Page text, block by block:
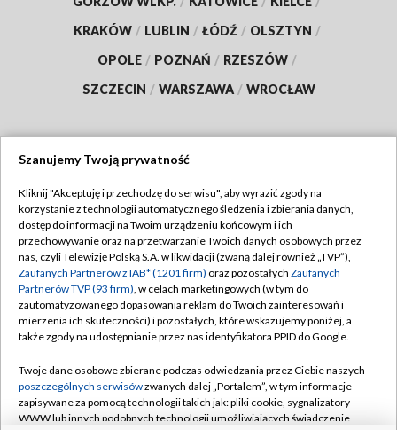
KRAKÓW / LUBLIN / ŁÓDŹ / OLSZTYN /
OPOLE / POZNAŃ / RZESZÓW /
SZCZECIN / WARSZAWA / WROCŁAW
TVP
Abonament TVP
Emisja w TVP
Centrum informacji TVP
Naziemna Telewizja Cyfrowa
Rada Programowa
System NOS
Regulamin TVP
Polityka prywatności
Moje zgody
Pomoc
Kontakt
Szanujemy Twoją prywatność
Kliknij "Akceptuję i przechodzę do serwisu", aby wyrazić zgody na
korzystanie z technologii automatycznego śledzenia i zbierania danych,
dostęp do informacji na Twoim urządzeniu końcowym i ich
przechowywanie oraz na przetwarzanie Twoich danych osobowych przez
nas, czyli Telewizję Polską S.A. w likwidacji (zwaną dalej również „TVP”),
Zaufanych Partnerów z IAB* (1201 firm) oraz pozostałych Zaufanych
Partnerów TVP (93 firm), w celach marketingowych (w tym do
zautomatyzowanego dopasowania reklam do Twoich zainteresowań i
mierzenia ich skuteczności) i pozostałych, które wskazujemy poniżej, a
także zgody na udostępnianie przez nas identyfikatora PPID do Google.
Twoje dane osobowe zbierane podczas odwiedzania przez Ciebie naszych
poszczególnych serwisówzwanych dalej „Portalem”, w tym informacje
zapisywane za pomocą technologii takich jak: pliki cookie, sygnalizatory
WWW lub innych podobnych technologii umożliwiających świadczenie